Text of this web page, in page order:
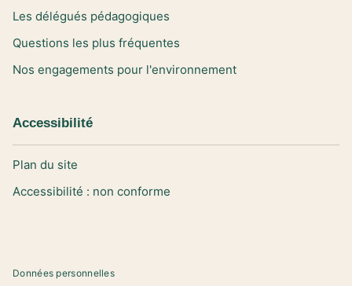
Les délégués pédagogiques
Questions les plus fréquentes
Nos engagements pour l'environnement
Accessibilité
Plan du site
Accessibilité : non conforme
Données personnelles